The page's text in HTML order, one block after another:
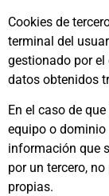
Cookies de
terminal del
gestionado por
datos obtenidos
En el caso de
equipo o dominio
información que
por un tercero,
propias.